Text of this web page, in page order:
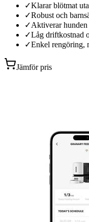
✓Klarar blötmat
✓Robust och
✓Aktiverar
✓Låg driftkostnad
✓Enkel rengöring,
Jämför pris